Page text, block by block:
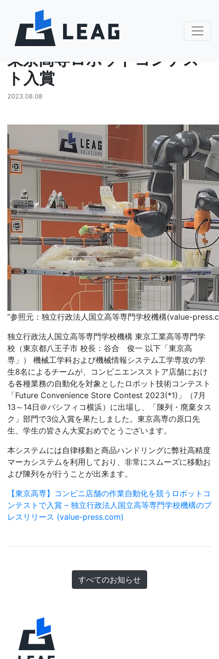
お知らせ
東京高専ロボットコンテス
ト入賞
2023.08.08
”参照元：独立行政法人国立高等専門学校機構(value-
独立行政法人国立高等専門学校機構 東京工業高等専門学
校（東京都八王子市 校長：谷合 俊一 以下「東京高
専」） 機械工学科および機械情報システム工学専攻の学
生8名によるチームが、コンビニエンスストア店舗におけ
る各種業務の自動化を対象としたロボット技術コンテスト
「Future Convenience Store Contest 2023(*1)」（7月
13～14日＠パシフィコ横浜）に出場し、「陳列・廃棄タス
ク」部門で3位入賞を果たしました。東京高専の原口先
生、学生の皆さん大変おめでとうございます。
本システムには自律移動と商品ハンドリングに弊社高精度
マーカシステムを利用しており、非常にスムーズに移動お
よび陳列をが行うことが出来ます。
【東京高専】コンビニ店舗の作業自動化を競うロボットコ
ンテストで入賞 – 独立行政法人国立高等専門学校機構のプ
レスリリース (value-press.com)
すべてのお知らせ